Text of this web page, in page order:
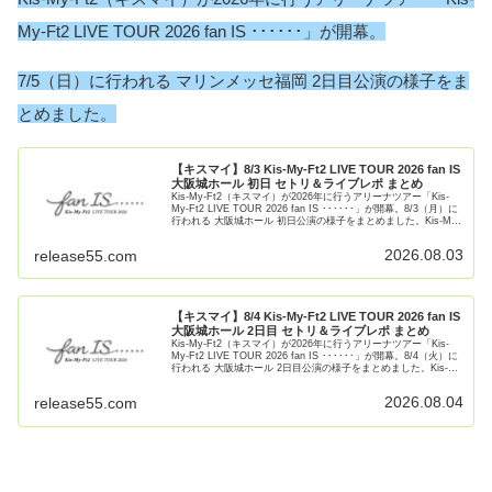
My-Ft2 LIVE TOUR 2026 fan IS ･･････」が開幕。
7/5（日）に行われる マリンメッセ福岡 2日目公演の様子をま
とめました。
【キスマイ】8/3 Kis-My-Ft2 LIVE TOUR 2026 fan IS
大阪城ホール 初日 セトリ＆ライブレポ まとめ
Kis-My-Ft2（キスマイ）が2026年に行うアリーナツアー「Kis-
My-Ft2 LIVE TOUR 2026 fan IS ･･････」が開幕。8/3（月）に
行われる 大阪城ホール 初日公演の様子をまとめました。Kis-My-
release55.com 2026.08.03
【キスマイ】8/4 Kis-My-Ft2 LIVE TOUR 2026 fan IS
大阪城ホール 2日目 セトリ＆ライブレポ まとめ
Kis-My-Ft2（キスマイ）が2026年に行うアリーナツアー「Kis-
My-Ft2 LIVE TOUR 2026 fan IS ･･････」が開幕。8/4（火）に
行われる 大阪城ホール 2日目公演の様子をまとめました。Kis-
release55.com 2026.08.04